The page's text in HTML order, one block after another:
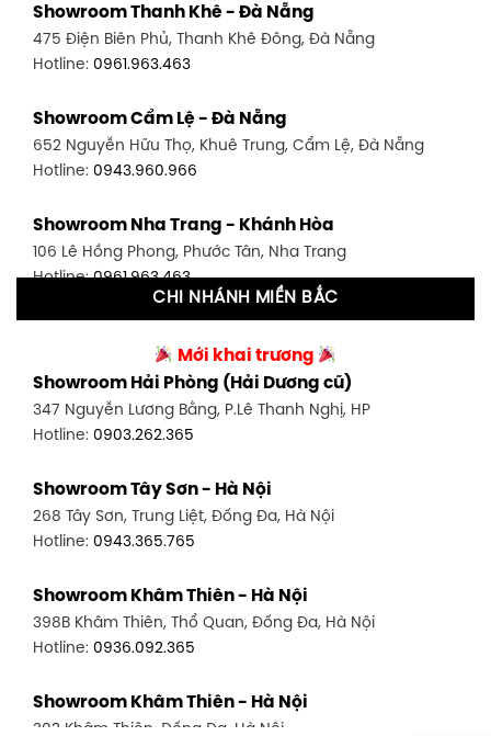
1448 Huỳnh Tấn Phát, Phú Thuận, Quận 7, TP HCM
Hotline:0946.480.580
348 Đ. Bạch Đằng, P. 14, Bình Thạnh, TP HCM
Hotline:0902.716.230
591 Hoàng Văn Thụ, P. 4, Tân Bình, TP HCM
Hotline:0906.256.759
Showroom Tân Bình 2 - TP. HCM
0986.71.8448
Showroom Thuận An - Bình Dương
66 đường DT743, An Phú, Thuận An, Bình Dương
Showroom Biên Hòa - Đồng Nai
452 Nguyễn Ái Quốc, Tân Tiến, TP. Biên Hòa, Đồng Nai
Showroom Thanh Khê - Đà Nẵng
475 Điện Biên Phủ, Thanh Khê Đông, Đà Nẵng
Hotline: 0961.963.463
Showroom Cẩm Lệ - Đà Nẵng
652 Nguyễn Hữu Thọ, Khuê Trung, Cẩm Lệ, Đà Nẵng
Hotline: 0943.960.966
Showroom Nha Trang - Khánh Hòa
106 Lê Hồng Phong, Phước Tân, Nha Trang
Hotline:0961.963.463
27-29 Nguyễn Sỹ Sách, Hưng Bình, TP Vinh, Nghệ An
Hotline:0943.960.966
Showroom Buôn Ma Thuột
Hotline:0934.02.18.18
CHI NHÁNH MIỀN BẮC
Mới khai trương
Showroom Hải Phòng (Hải Dương cũ)
347 Nguyễn Lương Bằng, P.Lê Thanh Nghị, HP
Hotline: 0903.262.365
Showroom Tây Sơn - Hà Nội
268 Tây Sơn, Trung Liệt, Đống Đa, Hà Nội
Hotline: 0943.365.765
Showroom Khâm Thiên - Hà Nội
398B Khâm Thiên, Thổ Quan, Đống Đa, Hà Nội
Hotline: 0936.092.365
Showroom Khâm Thiên - Hà Nội
302 Khâm Thiên, Đống Đa, Hà Nội